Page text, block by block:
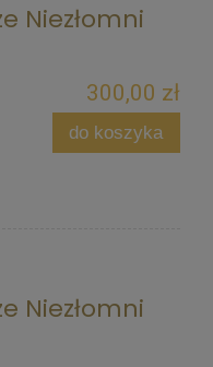
Niezłomni
300,00 zł
do koszyka
Niezłomni